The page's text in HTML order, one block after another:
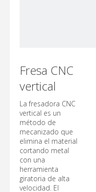
Fresa CNC
vertical
La fresadora CNC
vertical es un
método de
mecanizado que
elimina el material
cortando metal
con una
herramienta
giratoria de alta
velocidad. El